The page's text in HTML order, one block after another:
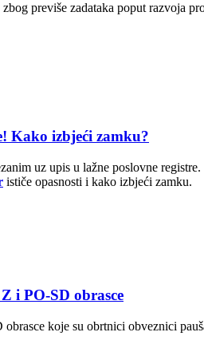
zbog previše zadataka poput razvoja
Kako izbjeći zamku?
uz upis u lažne poslovne
ističe opasnosti i kako izbjeći zamku.
i PO-SD obrasce
koje su obrtnici obveznici